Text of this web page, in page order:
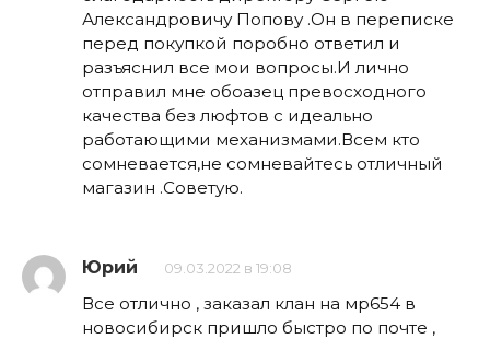
Александровичу Попову .Он в переписке
перед покупкой поробно ответил и
разъяснил все мои вопросы.И лично
отправил мне обоазец превосходного
качества без люфтов с идеально
работающими механизмами.Всем кто
сомневается,не сомневайтесь отличный
магазин .Советую.
Юрий 09.03.2022 в 19:08
Все отлично , заказал клан на мр654 в
новосибирск пришло быстро по почте ,